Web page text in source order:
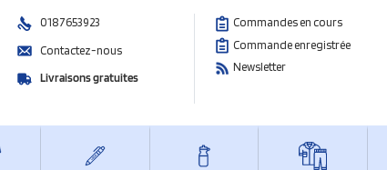
0187653923
Contactez-nous
Livraisons gratuites
Commandes en cours
Commande enregistrée
Newsletter